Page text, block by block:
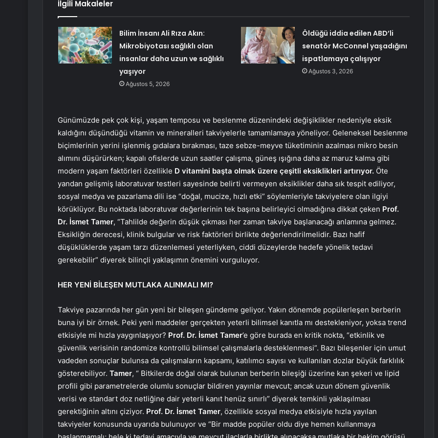
İlgili Makaleler
Bilim İnsanı Ali Rıza Akın:
Mikrobiyotası sağlıklı olan
insanlar daha uzun ve sağlıklı
yaşıyor
Ağustos 5, 2026
Öldüğü iddia edilen ABD’li
senatör McConnel yaşadığını
ispatlamaya çalışıyor
Ağustos 3, 2026
Günümüzde pek çok kişi, yaşam temposu ve beslenme düzenindeki değişiklikler nedeniyle eksik
kaldığını düşündüğü vitamin ve mineralleri takviyelerle tamamlamaya yöneliyor. Geleneksel beslenme
biçimlerinin yerini işlenmiş gıdalara bırakması, taze sebze-meyve tüketiminin azalması mikro besin
alımını düşürürken; kapalı ofislerde uzun saatler çalışma, güneş ışığına daha az maruz kalma gibi
modern yaşam faktörleri özellikle D vitamini başta olmak üzere çeşitli eksiklikleri artırıyor. Öte
yandan gelişmiş laboratuvar testleri sayesinde belirti vermeyen eksiklikler daha sık tespit ediliyor,
sosyal medya ve pazarlama dili ise “doğal, mucize, hızlı etki” söylemleriyle takviyelere olan ilgiyi
körüklüyor. Bu noktada laboratuvar değerlerinin tek başına belirleyici olmadığına dikkat çeken Prof.
Dr. İsmet Tamer, “Tahlilde değerin düşük çıkması her zaman takviye başlanacağı anlamına gelmez.
Eksikliğin derecesi, klinik bulgular ve risk faktörleri birlikte değerlendirilmelidir. Bazı hafif
düşüklüklerde yaşam tarzı düzenlemesi yeterliyken, ciddi düzeylerde hedefe yönelik tedavi
gerekebilir” diyerek bilinçli yaklaşımın önemini vurguluyor.
HER YENİ BİLEŞEN MUTLAKA ALINMALI MI?
Takviye pazarında her gün yeni bir bileşen gündeme geliyor. Yakın dönemde popülerleşen berberin
buna iyi bir örnek. Peki yeni maddeler gerçekten yeterli bilimsel kanıtla mı destekleniyor, yoksa trend
etkisiyle mi hızla yaygınlaşıyor? Prof. Dr. İsmet Tamer’e göre burada en kritik nokta, “etkinlik ve
güvenlik verisinin randomize kontrollü bilimsel çalışmalarla desteklenmesi”. Bazı bileşenler için umut
vadeden sonuçlar bulunsa da çalışmaların kapsamı, katılımcı sayısı ve kullanılan dozlar büyük farklılık
gösterebiliyor. Tamer, “ Bitkilerde doğal olarak bulunan berberin bileşiği üzerine kan şekeri ve lipid
profili gibi parametrelerde olumlu sonuçlar bildiren yayınlar mevcut; ancak uzun dönem güvenlik
verisi ve standart doz netliğine dair yeterli kanıt henüz sınırlı” diyerek temkinli yaklaşılması
gerektiğinin altını çiziyor. Prof. Dr. İsmet Tamer, özellikle sosyal medya etkisiyle hızla yayılan
takviyeler konusunda uyarıda bulunuyor ve “Bir madde popüler oldu diye hemen kullanmaya